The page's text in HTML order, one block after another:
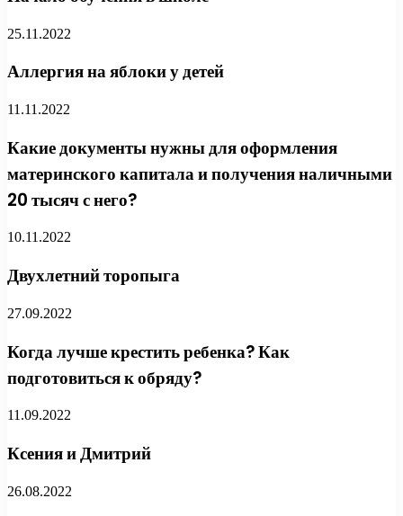
25.11.2022
Аллергия на яблоки у детей
11.11.2022
Какие документы нужны для оформления
материнского капитала и получения наличными
20 тысяч с него?
10.11.2022
Двухлетний торопыга
27.09.2022
Когда лучше крестить ребенка? Как
подготовиться к обряду?
11.09.2022
Ксения и Дмитрий
26.08.2022